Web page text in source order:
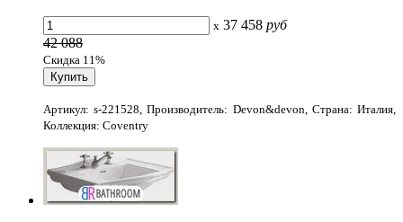
x 37 458 руб
42 088
Скидка 11%
Артикул: s-221528, Производитель: Devon&devon, Страна: Италия,
Коллекция: Coventry